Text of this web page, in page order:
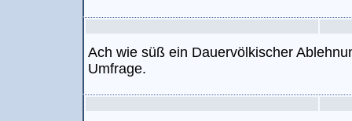
Ach wie süß ein Dauervölkischer
Umfrage.